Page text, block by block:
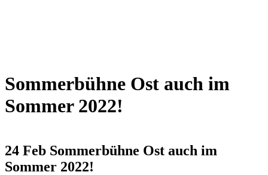
Sommerbühne Ost auch im
Sommer 2022!
24 Feb Sommerbühne Ost auch im
Sommer 2022!